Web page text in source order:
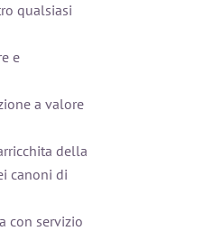
qualsiasi
e
a valore
della
canoni di
con servizio